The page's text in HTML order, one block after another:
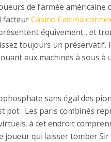
de l’armée
facteurCasino Casinia
équivement , et
toujours un
aux machines à sous
sans égal des
pot . Les paris combinés
à cet endroit
joueur qui laisser tomber